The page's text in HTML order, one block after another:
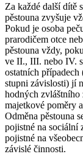
Za každé další dítě
pěstouna zvyšuje
Pokud je osoba
prarodičem otce
pěstouna vždy,
ve II., III. nebo IV.
ostatních
stupni závislosti) jí
hodných zvláštního
majetkové poměry
Odměna pěstouna
pojistné na sociální
pojistné na
závislé činnosti.